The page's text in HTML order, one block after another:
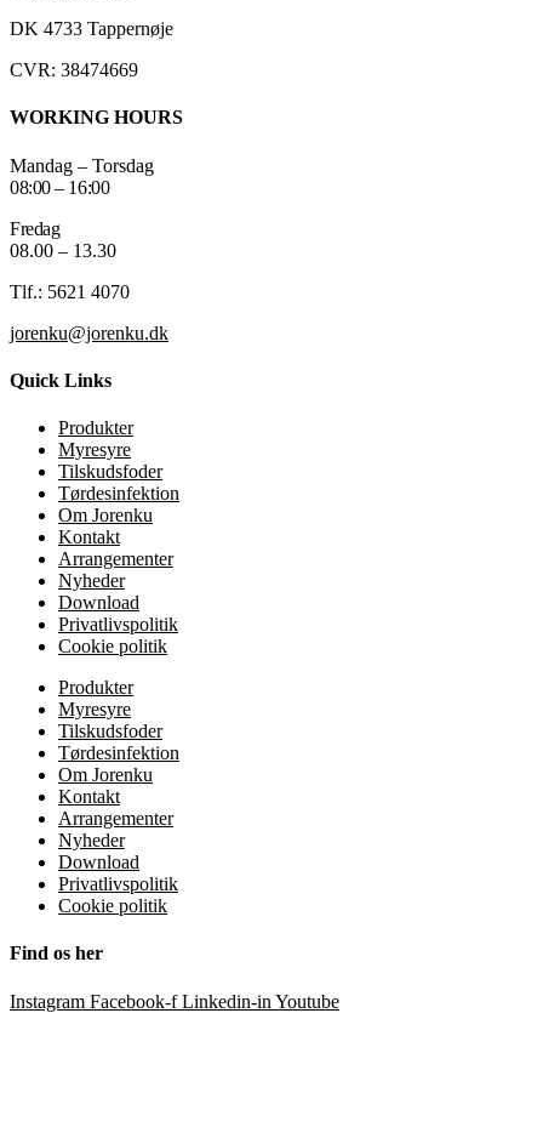
DK 4733 Tappernøje
CVR: 38474669
WORKING HOURS
Mandag – Torsdag
08:00 – 16:00
Fredag
08.00 – 13.30
Tlf.: 5621 4070
jorenku@jorenku.dk
Quick Links
Produkter
Myresyre
Tilskudsfoder
Tørdesinfektion
Om Jorenku
Kontakt
Arrangementer
Nyheder
Download
Privatlivspolitik
Cookie politik
Produkter
Myresyre
Tilskudsfoder
Tørdesinfektion
Om Jorenku
Kontakt
Arrangementer
Nyheder
Download
Privatlivspolitik
Cookie politik
Find os her
Instagram Facebook-f Linkedin-in Youtube